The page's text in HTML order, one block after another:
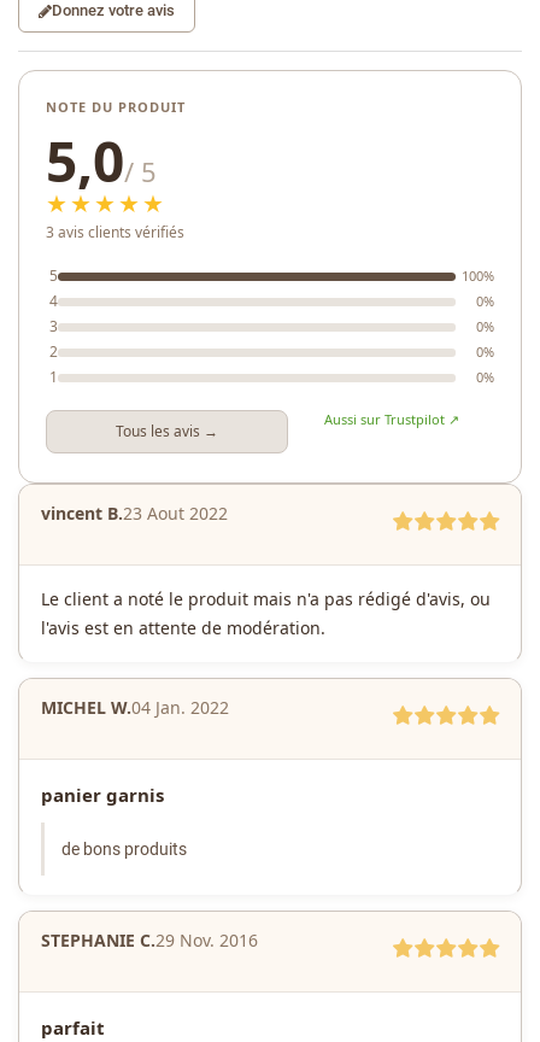
Donnez votre avis
NOTE DU PRODUIT
5,0/ 5
★★★★★
3 avis clients vérifiés
5 100%
4 0%
3 0%
2 0%
1 0%
Tous les avis →
Aussi sur Trustpilot ↗
vincent B.23 Aout 2022
Le client a noté le produit mais n'a pas rédigé d'avis, ou
l'avis est en attente de modération.
MICHEL W.04 Jan. 2022
panier garnis
de bons produits
STEPHANIE C.29 Nov. 2016
parfait